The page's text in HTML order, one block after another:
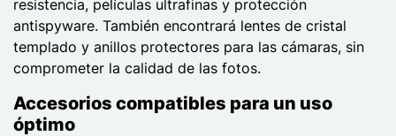
resistencia, películas ultrafinas y protección
antispyware. También encontrará lentes de cristal
templado y anillos protectores para las cámaras, sin
comprometer la calidad de las fotos.
Accesorios compatibles para un uso
óptimo